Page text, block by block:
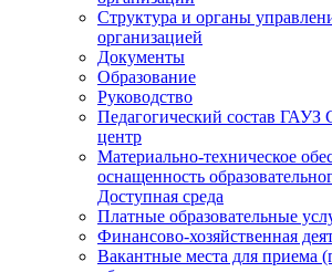
Структура и органы
организацией
Документы
Образование
Руководство
Педагогический состав
центр
Материально-техническое
оснащенность
Доступная среда
Платные образовательные
Финансово-хозяйственная
Вакантные места для приема